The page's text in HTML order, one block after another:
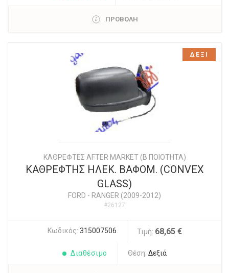
ΠΡΟΒΟΛΗ
ΚΑΘΡΕΦΤΕΣ AFTER MARKET (Β ΠΟΙΟΤΗΤΑ)
ΚΑΘΡΕΦΤΗΣ ΗΛΕΚ. ΒΑΦΟΜ. (CONVEX
GLASS)
FORD - RANGER (2009-2012)
#26127
Κωδικός: 315007506 Τιμή: 68,65 €
Διαθέσιμο Θέση: Δεξιά
ΔΕΞΙ